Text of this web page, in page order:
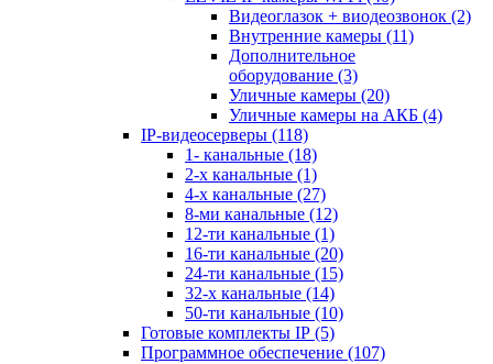
Видеоглазок + виодеозвонок (2)
Внутренние камеры (11)
Дополнительное
оборудование (3)
Уличные камеры (20)
Уличные камеры на АКБ (4)
IP-видеосерверы (118)
1- канальные (18)
2-х канальные (1)
4-х канальные (27)
8-ми канальные (12)
12-ти канальные (1)
16-ти канальные (20)
24-ти канальные (15)
32-х канальные (14)
50-ти канальные (10)
Готовые комплекты IP (5)
Программное обеспечение (107)